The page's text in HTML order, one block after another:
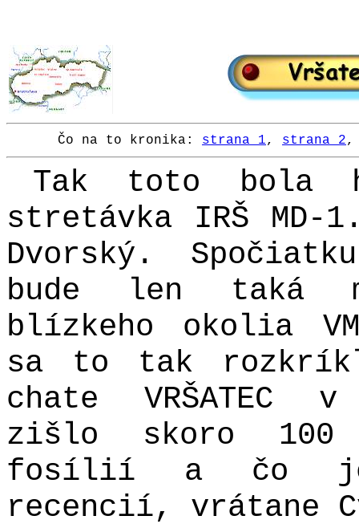
Čo na to kronika: strana 1, strana 2
Tak toto bola
stretávka IRŠ MD-
Dvorský.
bude len taká
blízkeho okolia
sa to tak
chate VRŠATEC
zišlo skoro 100
fosílií a čo je
recencií, vrátane